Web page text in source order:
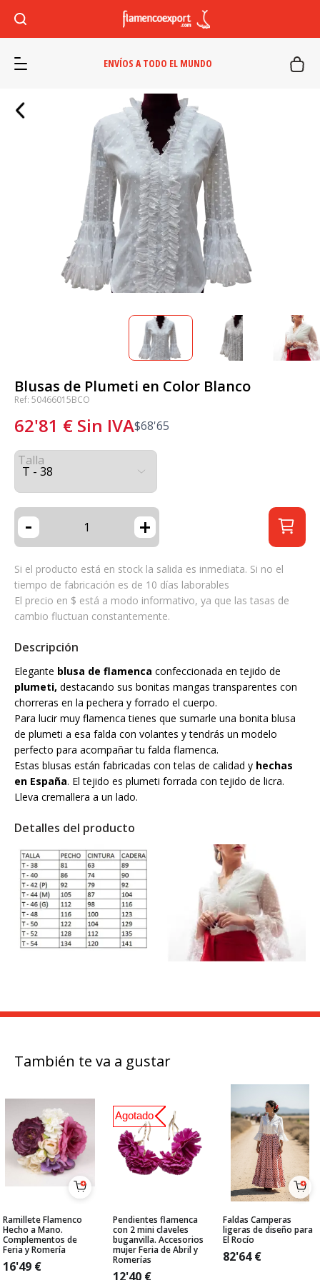
ENVÍOS A TODO EL MUNDO
Blusas de Plumeti en Color Blanco
Ref: 50466015BCO
62'81 € Sin IVA$68'65
Talla
- +
Si el producto está en stock la salida es inmediata. Si no el
tiempo de fabricación es de 10 días laborables
El precio en $ está a modo informativo, ya que las tasas de
cambio fluctuan constantemente.
Descripción
Elegante blusa de flamenca confeccionada en tejido de
plumeti, destacando sus bonitas mangas transparentes con
chorreras en la pechera y forrado el cuerpo.
Para lucir muy flamenca tienes que sumarle una bonita blusa
de plumeti a esa falda con volantes y tendrás un modelo
perfecto para acompañar tu falda flamenca.
Estas blusas están fabricadas con telas de calidad y hechas
en España. El tejido es plumeti forrada con tejido de licra.
Lleva cremallera a un lado.
Detalles del producto
También te va a gustar
Ramillete Flamenco
Hecho a Mano.
Complementos de
Feria y Romería
16'49 €
Pendientes flamenca
con 2 mini claveles
buganvilla. Accesorios
mujer Feria de Abril y
Romerías
12'40 €
Agotado
Faldas Camperas
ligeras de diseño para
El Rocío
82'64€